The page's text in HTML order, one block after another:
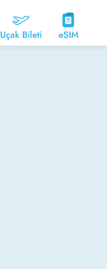
Uçak Bileti eSIM